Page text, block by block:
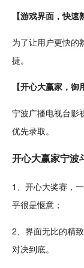
【游戏界面，快速
为了让用户更快的
捷。
【开心大赢家，御
宁波广播电视台影
优先录取。
开心大赢家宁波
1、开心大奖赛，
乎很是惬意；
2、界面无比的精
对决到底。